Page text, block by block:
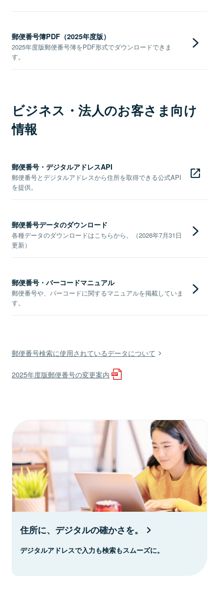
郵便番号簿PDF（2025年度版）
2025年度版郵便番号簿をPDF形式でダウンロードできま
す。
ビジネス・法人のお客さま向け
情報
郵便番号・デジタルアドレスAPI
郵便番号とデジタルアドレスから住所を取得できる公式API
を提供。
郵便番号データのダウンロード
各種データのダウンロードはこちらから。（2026年7月31日
更新）
郵便番号・バーコードマニュアル
郵便番号や、バーコードに関するマニュアルを掲載していま
す。
郵便番号検索に使用されているデータについて
2025年度版郵便番号の変更案内
住所に、デジタルの確かさを。
デジタルアドレスで入力も検索もスムーズに。